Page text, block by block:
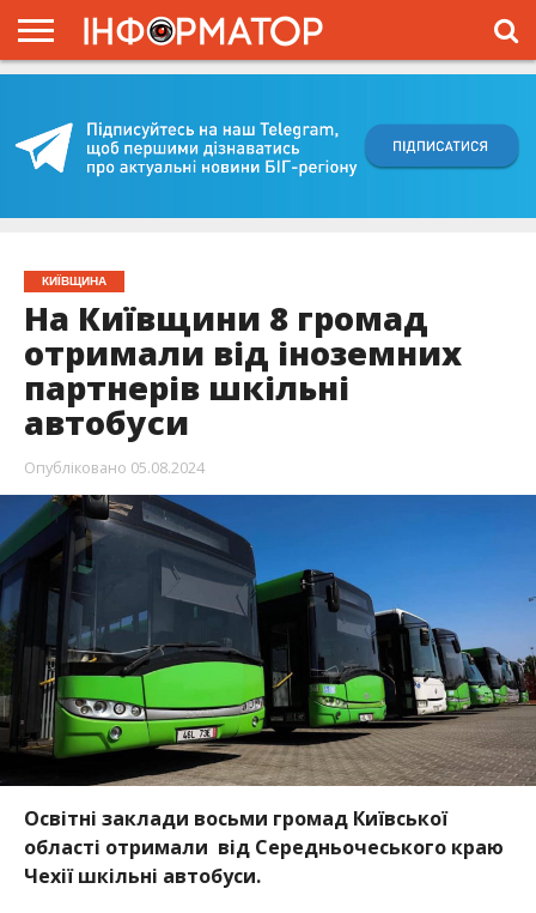
ПРОЄКТ
КИЇВЩИНА
На Київщини 8 громад
отримали від іноземних
партнерів шкільні
автобуси
Опубліковано 05.08.2024
Освітні заклади восьми громад Київської
області отримали від Середньочеського краю
Чехії шкільні автобуси.